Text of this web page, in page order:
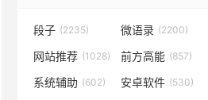
段子 (2235) 微语录 (2200)
网站推荐 (1028) 前方高能 (857)
系统辅助 (602) 安卓软件 (530)